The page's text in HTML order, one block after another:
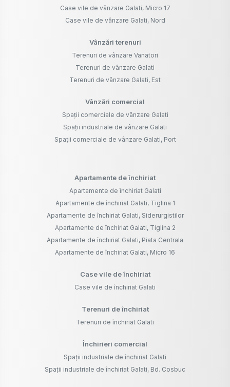
Case vile de vânzare Galati, Micro 17
Case vile de vânzare Galati, Nord
Vânzări terenuri
Terenuri de vânzare Vanatori
Terenuri de vânzare Galati
Terenuri de vânzare Galati, Est
Vânzări comercial
Spații comerciale de vânzare Galati
Spații industriale de vânzare Galati
Spații comerciale de vânzare Galati, Port
Apartamente de închiriat
Apartamente de închiriat Galati
Apartamente de închiriat Galati, Tiglina 1
Apartamente de închiriat Galati, Siderurgistilor
Apartamente de închiriat Galati, Tiglina 2
Apartamente de închiriat Galati, Piata Centrala
Apartamente de închiriat Galati, Micro 16
Case vile de închiriat
Case vile de închiriat Galati
Terenuri de închiriat
Terenuri de închiriat Galati
Închirieri comercial
Spații industriale de închiriat Galati
Spații industriale de închiriat Galati, Bd. Cosbuc